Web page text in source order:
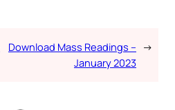
Download Mass Readings –
January 2023
→